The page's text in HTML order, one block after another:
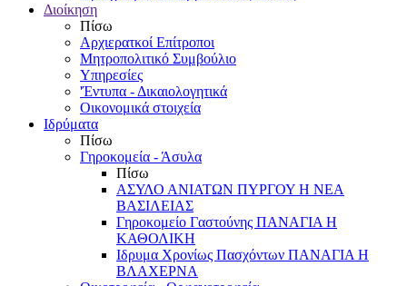
Διοίκηση
Πίσω
Αρχιερατκοί Επίτροποι
Μητροπολιτικό Συμβούλιο
Υπηρεσίες
'Έντυπα - Δικαιολογητικά
Οικονομικά στοιχεία
Ιδρύματα
Πίσω
Γηροκομεία - Άσυλα
Πίσω
ΑΣΥΛΟ ΑΝΙΑΤΩΝ ΠΥΡΓΟΥ Η ΝΕΑ
ΒΑΣΙΛΕΙΑΣ
Γηροκομείο Γαστούνης ΠΑΝΑΓΙΑ Η
ΚΑΘΟΛΙΚΗ
Ιδρυμα Χρονίως Πασχόντων ΠΑΝΑΓΙΑ Η
ΒΛΑΧΕΡΝΑ